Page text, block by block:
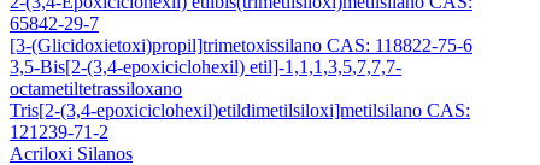
65842-29-7
[3-(Glicidoxietoxi)propil]trimetoxissilano CAS: 118822-75-6
3,5-Bis[2-(3,4-epoxiciclohexil) etil]-1,1,1,3,5,7,7,7-
octametiltetrassiloxano
Tris[2-(3,4-epoxiciclohexil)etildimetilsiloxi]metilsilano CAS:
121239-71-2
Acriloxi Silanos